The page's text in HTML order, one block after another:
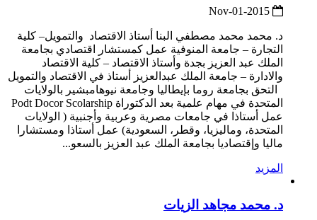
د. محمد محمد مصطفي البنا أستاذ الاقتصاد والتمويل– كلية
التجارة – جامعة المنوفية عمل كمستشار اقتصادي بجامعة
الملك عبد العزيز بجدة وأستاذ الاقتصاد – كلية الاقتصاد
والادارة – جامعة الملك عبدالعزيز أستاذ في الاقتصاد والتمويل
التحق بجامعة روما بإيطاليا وجامعة نيوهامبشير بالولايات
المتحدة في مهام علمية بعد الدكتوراة Podt Docor Scolarship
عمل أستاذا في جامعات مصرية وعربية وأجنبية ( الولايات
المتحدة، وماليزيا، وقطر، السعودية) عمل أستاذا ومستشارا
ماليا وإقتصاديا بجامعة الملك عبد العزيز بالسعو...
المزيد
د. محمد مجاهد الزيات